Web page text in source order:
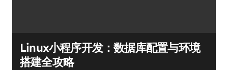
Linux小程序开发：数据库配置与环境
搭建全攻略